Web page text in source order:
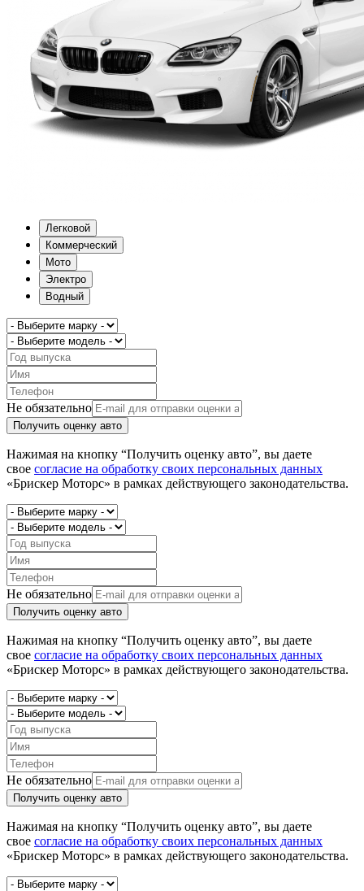
Легковой
Коммерческий
Мото
Электро
Водный
Не обязательно
Получить оценку авто
Нажимая на кнопку “Получить оценку авто”, вы даете
свое согласие на обработку своих персональных данных
«Брискер Моторс» в рамках действующего законодательства.
Не обязательно
Получить оценку авто
Нажимая на кнопку “Получить оценку авто”, вы даете
свое согласие на обработку своих персональных данных
«Брискер Моторс» в рамках действующего законодательства.
Не обязательно
Получить оценку авто
Нажимая на кнопку “Получить оценку авто”, вы даете
свое согласие на обработку своих персональных данных
«Брискер Моторс» в рамках действующего законодательства.